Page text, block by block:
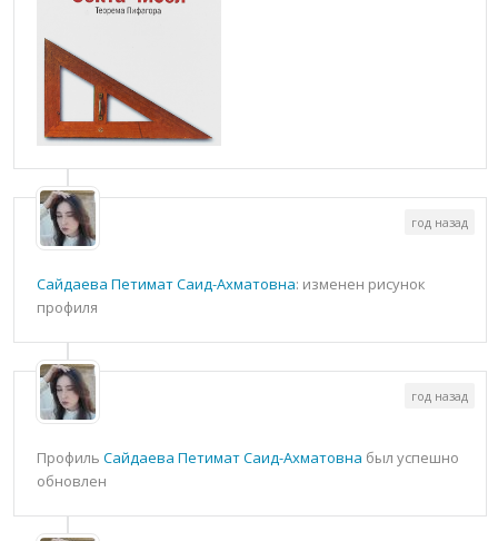
Сайдаева Петимат Саид-Ахматовна: изменен рисунок
профиля
год назад
Профиль Сайдаева Петимат Саид-Ахматовна был успешно
обновлен
год назад